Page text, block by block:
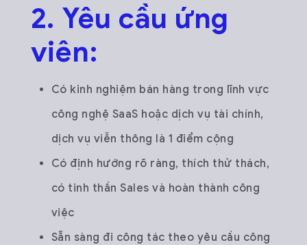
2. Yêu cầu ứng
viên:
Có kinh nghiệm bán hàng trong lĩnh vực
công nghệ SaaS hoặc dịch vụ tài chính,
dịch vụ viễn thông là 1 điểm cộng
Có định hướng rõ ràng, thích thử thách,
có tinh thần Sales và hoàn thành công
việc
Sẵn sàng đi công tác theo yêu cầu công